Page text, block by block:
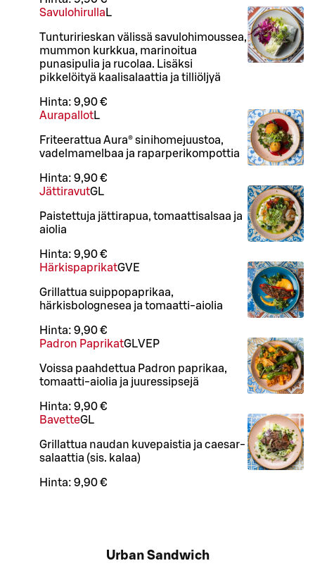
Savulohirulla L
Tunturirieskan välissä savulohimoussea,
mummon kurkkua, marinoitua
punasipulia ja rucolaa. Lisäksi
pikkelöityä kaalisalaattia ja tilliöljyä
Hinta: 9,90 €
AurapallotL
Friteerattua Aura® sinihomejuustoa,
vadelmamelbaa ja raparperikompottia
Hinta: 9,90 €
JättiravutGL
Paistettuja jättirapua, tomaattisalsaa ja
aiolia
Hinta: 9,90 €
HärkispaprikatGVE
Grillattua suippopaprikaa,
härkisbolognesea ja tomaatti-aiolia
Hinta: 9,90 €
Padron PaprikatGLVEP
Voissa paahdettua Padron paprikaa,
tomaatti-aiolia ja juuressipsejä
Hinta: 9,90 €
BavetteGL
Grillattua naudan kuvepaistia ja caesar-
salaattia (sis. kalaa)
Hinta: 9,90 €
Urban Sandwich